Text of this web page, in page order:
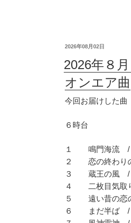
2026年08月02日
2026年８
オンエア曲
今回お届けした曲
６時台
１ 鳴門海流 /
２ 恋の終わり
３ 蔵王の風 /
４ 二枚目気取
５ 遠い昔の恋
６ まだ半ば /